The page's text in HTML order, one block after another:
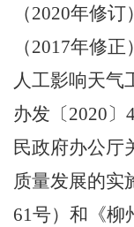
（2020年修订
（2017年修正
人工影响天气
办发〔2020〕
民政府办公厅
质量发展的实
61号）和《柳